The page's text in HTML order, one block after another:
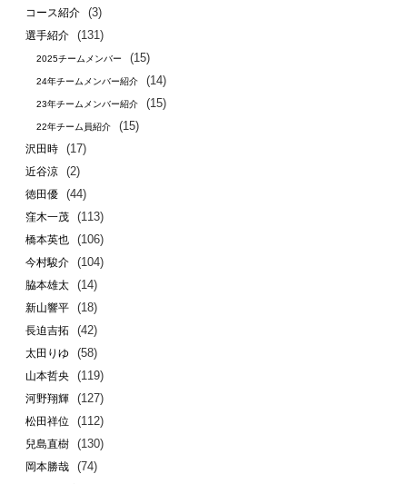
コース紹介 (3)
選手紹介 (131)
2025チームメンバー (15)
24年チームメンバー紹介 (14)
23年チームメンバー紹介 (15)
22年チーム員紹介 (15)
沢田時 (17)
近谷涼 (2)
徳田優 (44)
窪木一茂 (113)
橋本英也 (106)
今村駿介 (104)
脇本雄太 (14)
新山響平 (18)
長迫吉拓 (42)
太田りゆ (58)
山本哲央 (119)
河野翔輝 (127)
松田祥位 (112)
兒島直樹 (130)
岡本勝哉 (74)